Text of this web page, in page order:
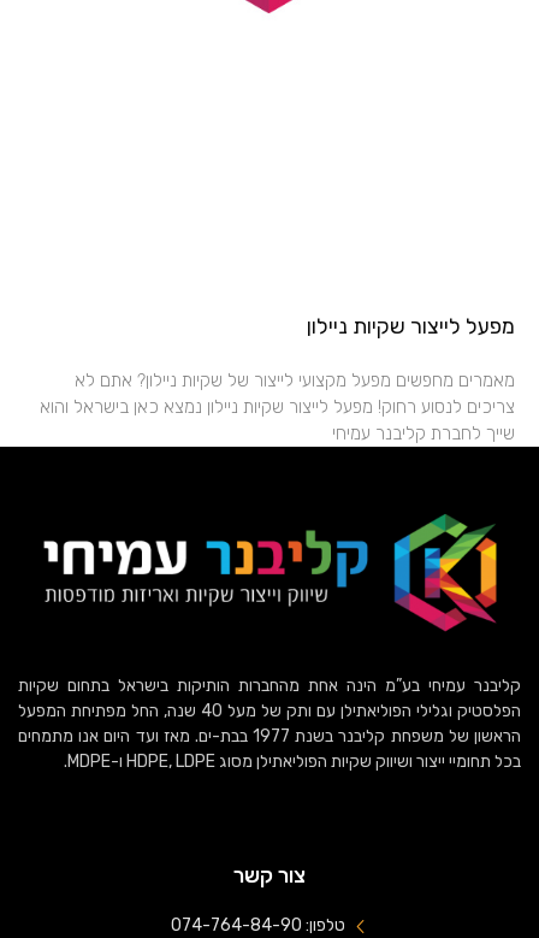
מפעל לייצור שקיות ניילון
מאמרים מחפשים מפעל מקצועי לייצור של שקיות ניילון? אתם לא
צריכים לנסוע רחוק! מפעל לייצור שקיות ניילון נמצא כאן בישראל והוא
שייך לחברת קליבנר עמיחי
קליבנר עמיחי בע”מ הינה אחת מהחברות הותיקות בישראל בתחום שקיות
הפלסטיק וגלילי הפוליאתילן עם ותק של מעל 40 שנה, החל מפתיחת המפעל
הראשון של משפחת קליבנר בשנת 1977 בבת-ים. מאז ועד היום אנו מתמחים
בכל תחומיי ייצור ושיווק שקיות הפוליאתילן מסוג HDPE, LDPE ו-MDPE.
צור קשר
טלפון: 074-764-84-90